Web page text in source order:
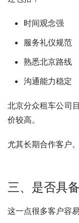
时间观念强
服务礼仪规范
熟悉北京路线
沟通能力稳定
北京分众租车公司
价较高。
尤其长期合作客户。
三、是否具
这一点很多客户容易